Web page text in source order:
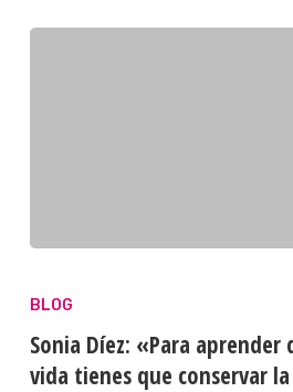
BLOG
Sonia Díez: «Para
vida tienes que conservar